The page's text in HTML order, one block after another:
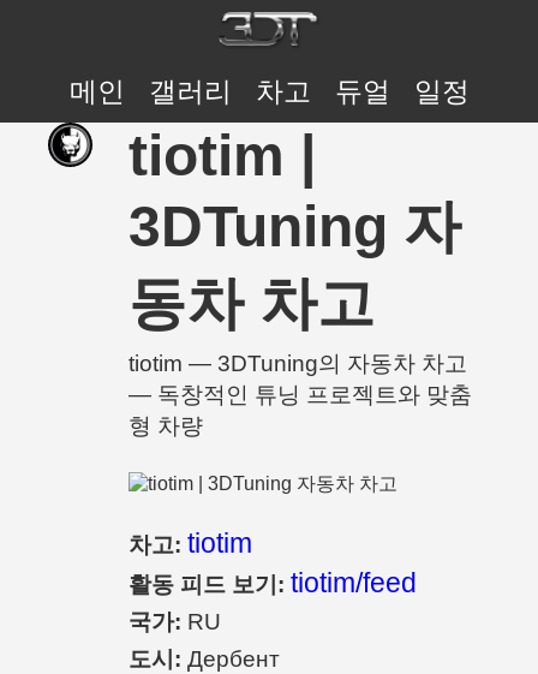
메인 갤러리 차고 듀얼 일정
tiotim |
3DTuning 자
동차 차고
tiotim — 3DTuning의 자동차 차고
— 독창적인 튜닝 프로젝트와 맞춤
형 차량
차고: tiotim
활동 피드 보기: tiotim/feed
국가: RU
도시: Дербент